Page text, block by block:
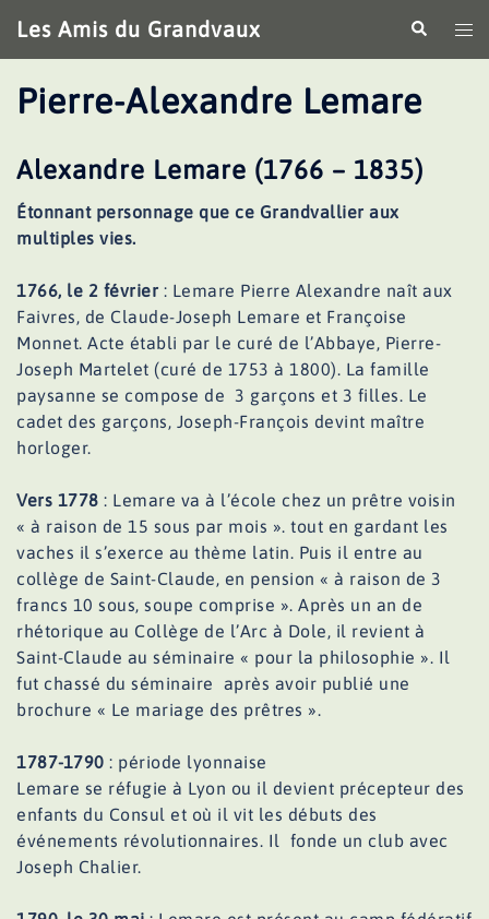
au
contenu
Les Amis du Grandvaux
le
Pierre-Alexandre Lemare
Alexandre Lemare (1766 – 1835)
Étonnant personnage que ce Grandvallier aux
multiples vies.
1766, le 2 février : Lemare Pierre Alexandre naît aux
Faivres, de Claude-Joseph Lemare et Françoise
Monnet. Acte établi par le curé de l’Abbaye, Pierre-
Joseph Martelet (curé de 1753 à 1800). La famille
paysanne se compose de 3 garçons et 3 filles. Le
cadet des garçons, Joseph-François devint maître
horloger.
Vers 1778 : Lemare va à l’école chez un prêtre voisin
« à raison de 15 sous par mois ». tout en gardant les
vaches il s’exerce au thème latin. Puis il entre au
collège de Saint-Claude, en pension « à raison de 3
francs 10 sous, soupe comprise ». Après un an de
rhétorique au Collège de l’Arc à Dole, il revient à
Saint-Claude au séminaire « pour la philosophie ». Il
fut chassé du séminaire après avoir publié une
brochure « Le mariage des prêtres ».
1787-1790 : période lyonnaise
Lemare se réfugie à Lyon ou il devient précepteur des
enfants du Consul et où il vit les débuts des
événements révolutionnaires. Il fonde un club avec
Joseph Chalier.